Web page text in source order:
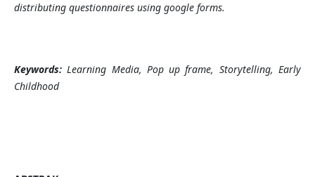
distributing questionnaires using google forms.
Keywords:Learning Media, Pop up frame, Storytelling, Early
Childhood